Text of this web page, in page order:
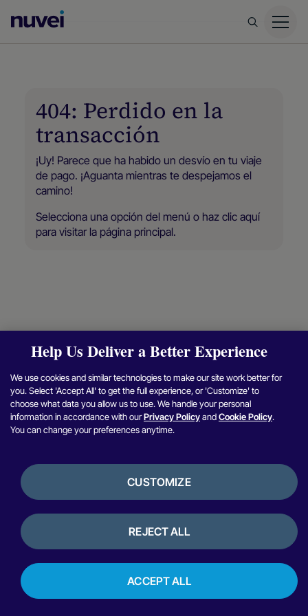
principal
404: Perdido en la
transacción
¡Uy! Parece que ha habido un desvío en tu viaje
de pago. ¡Aguanta mientras te despejamos el
camino!
Selecciona una opción del menú o haz clic aquí
para visitar la página principal.
Help Us Deliver a Better Experience
We use cookies and similar technologies to make our site work better for
you. Select 'Accept All' to get the full experience, or 'Customize' to
choose what data you allow us to use. We handle your personal
information in accordance with ourPrivacy PolicyandCookie Policy.
You can change your preferences anytime.
CUSTOMIZE
REJECT ALL
ACCEPT ALL